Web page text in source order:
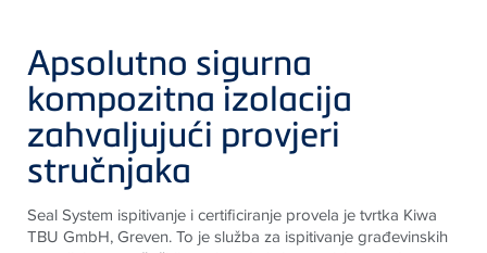
Apsolutno sigurna
kompozitna izolacija
zahvaljujući provjeri
stručnjaka
Seal System ispitivanje i certificiranje provela je tvrtka Kiwa
TBU GmbH, Greven. To je služba za ispitivanje građevinskih